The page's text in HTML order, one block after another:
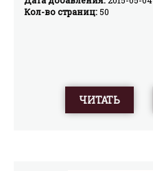
Кол-во страниц: 50
ЧИТАТЬ